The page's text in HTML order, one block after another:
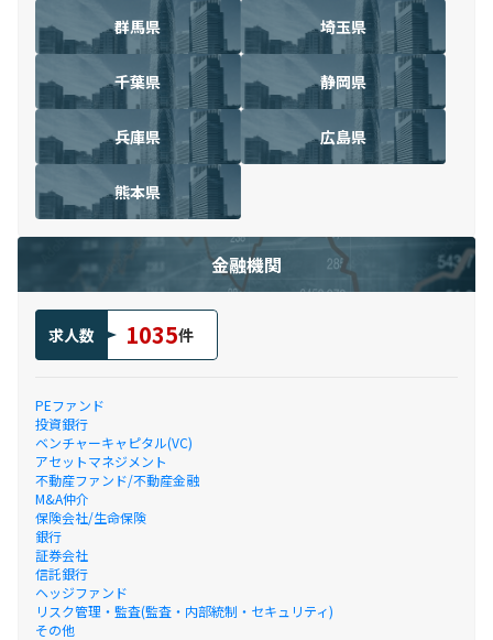
群馬県 埼玉県
千葉県 静岡県
兵庫県 広島県
熊本県
金融機関
求人数 1035件
PEファンド
投資銀行
ベンチャーキャピタル(VC)
アセットマネジメント
不動産ファンド/不動産金融
M&A仲介
保険会社/生命保険
銀行
証券会社
信託銀行
ヘッジファンド
リスク管理・監査(監査・内部統制・セキュリティ)
その他